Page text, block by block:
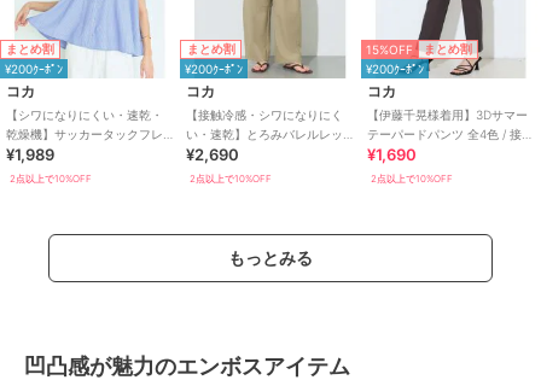
まとめ割
¥200ｸｰﾎﾟﾝ
コカ
【シワになりにくい・速乾・
乾燥機】サッカータックフレ
アブラウス 全2色
¥1,989
2点以上で10%OFF
まとめ割
¥200ｸｰﾎﾟﾝ
コカ
【接触冷感・シワになりにく
い・速乾】とろみバレルレッ
グスラックス 全2色
¥2,690
2点以上で10%OFF
15%OFF まとめ割
¥200ｸｰﾎﾟﾝ
コカ
【伊藤千晃様着用】3Dサマー
テーパードパンツ 全4色 / 接触
冷感・シワになりにくい
¥1,690
2点以上で10%OFF
もっとみる
凹凸感が魅力のエンボスアイテム